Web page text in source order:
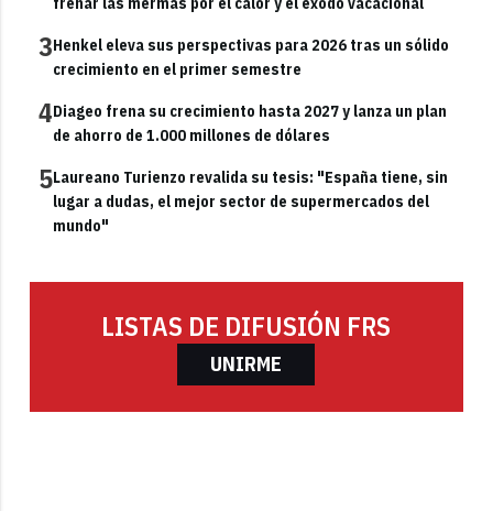
3Henkel eleva sus perspectivas para 2026 tras un sólido
crecimiento en el primer semestre
4Diageo frena su crecimiento hasta 2027 y lanza un plan
de ahorro de 1.000 millones de dólares
5Laureano Turienzo revalida su tesis: "España tiene, sin
lugar a dudas, el mejor sector de supermercados del
mundo"
LISTAS DE DIFUSIÓN FRS
UNIRME